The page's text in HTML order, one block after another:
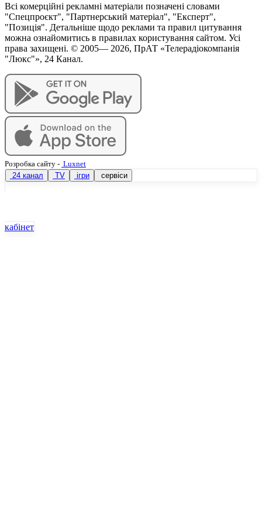
Всі комерційні рекламні матеріали позначені словами
"Спецпроєкт", "Партнерський матеріал", "Експерт",
"Позиція". Детальніше щодо реклами та правил цитування
можна ознайомитись в правилах користування сайтом. Усі
права захищені. © 2005— 2026, ПрАТ «Телерадіокомпанія
"Люкс"», 24 Канал.
Розробка сайту - Luxnet
24 канал
TV ігри сервіси
кабінет